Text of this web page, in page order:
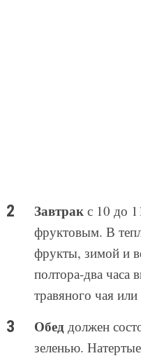
Завтракс 10 до
фруктовым. В
фрукты, зимой и
полтора-два
травяного чая или
Обед должен
зеленью.